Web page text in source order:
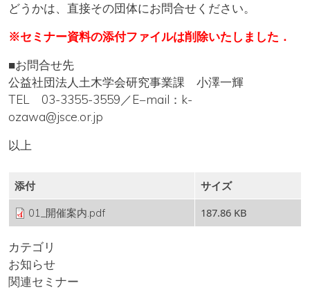
どうかは、直接その団体にお問合せください。
※セミナー資料の添付ファイルは削除いたしました．
■お問合せ先
公益社団法人土木学会研究事業課 小澤一輝
TEL 03-3355-3559／E−mail：k-
ozawa@jsce.or.jp
以上
添付 サイズ
01_開催案内.pdf 187.86 KB
カテゴリ
お知らせ
関連セミナー